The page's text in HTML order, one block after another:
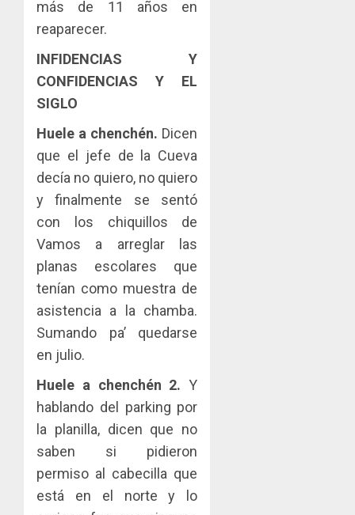
más de 11 años en
reaparecer.
INFIDENCIAS Y
CONFIDENCIAS Y EL
SIGLO
Huele a chenchén. Dicen
que el jefe de la Cueva
decía no quiero, no quiero
y finalmente se sentó
con los chiquillos de
Vamos a arreglar las
planas escolares que
tenían como muestra de
asistencia a la chamba.
Sumando pa’ quedarse
en julio.
Huele a chenchén 2.Y
hablando del parking por
la planilla, dicen que no
saben si pidieron
permiso al cabecilla que
está en el norte y lo